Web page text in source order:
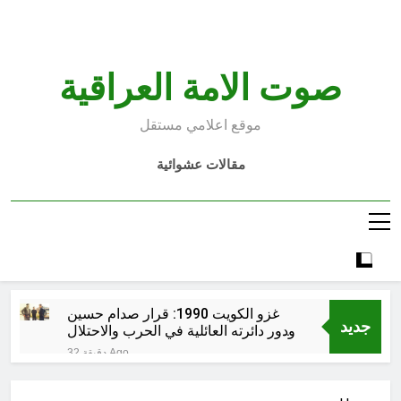
صوت الامة العراقية
موقع اعلامي مستقل
مقالات عشوائية
جديد
غزو الكويت 1990: قرار صدام حسين
ودور دائرته العائلية في الحرب والاحتلال
وعمليات النهب
32 دقيقة Ago